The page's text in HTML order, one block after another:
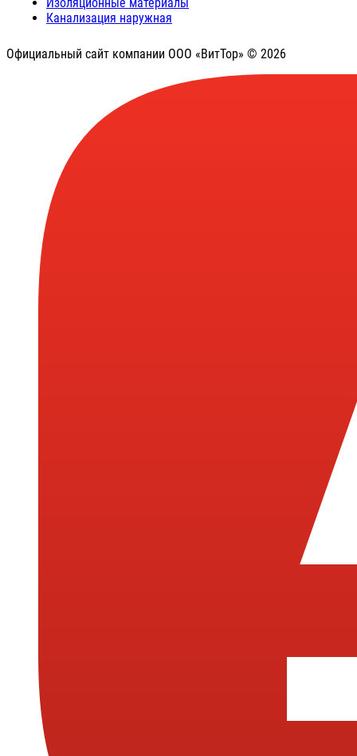
Канализация наружная
Официальный сайт компании ООО «ВитТор» © 2026